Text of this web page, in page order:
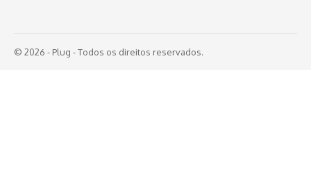
© 2026 - Plug - Todos os direitos reservados.